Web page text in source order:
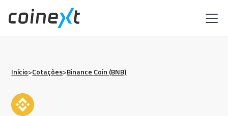
Início>Cotações>Binance Coin (BNB)